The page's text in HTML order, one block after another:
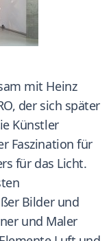
mit Heinz
der sich später
Künstler
Faszination für
für das Licht.
Bilder und
und Maler